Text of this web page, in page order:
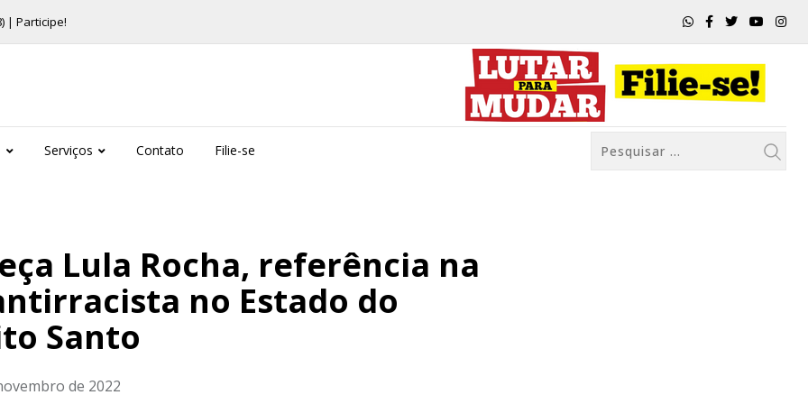
da 211ª Plenária Nacional em Brasília
Serviços Contato Filie-se
Lula Rocha, referência na
no Estado do
Santo
de 2022